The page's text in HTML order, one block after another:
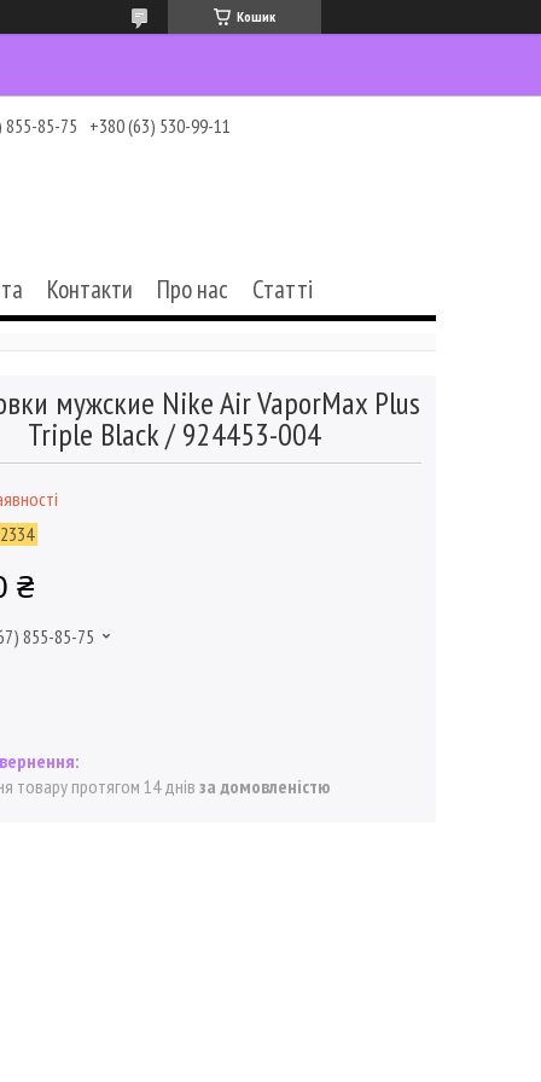
Кошик
855-85-75 +380 (63) 530-99-11
Контакти Про нас Статті
мужские Nike Air VaporMax Plus
Triple Black / 924453-004
₴
855-85-75
товару протягом 14 днів за домовленістю